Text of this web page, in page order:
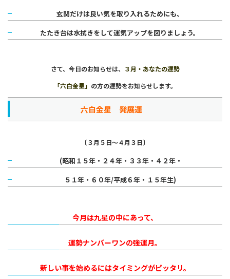
玄関だけは良い気を取り入れるためにも、
たたき台は水拭きをして運気アップを図りましょう。
さて、今日のお知らせは、 ３月・あなたの運勢
「六白金星」 の方の運勢をお知らせします。
六白金星 発展運
〔３月５日～４月３日〕
(昭和１５年・２４年・３３年・４２年・
５１年・６０年/平成６年・１５年生)
今月は九星の中にあって、
運勢ナンバーワンの強運月。
新しい事を始めるにはタイミングがピッタリ。